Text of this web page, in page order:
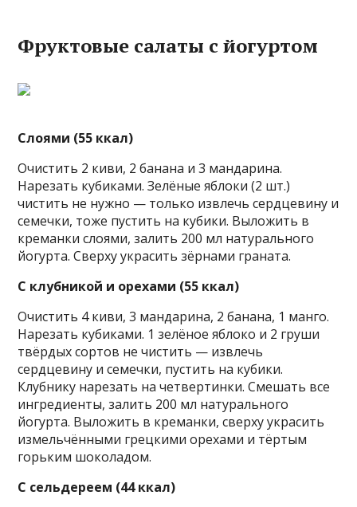
Фруктовые салаты с йогуртом
Слоями (55 ккал)
Очистить 2 киви, 2 банана и 3 мандарина.
Нарезать кубиками. Зелёные яблоки (2 шт.)
чистить не нужно — только извлечь сердцевину и
семечки, тоже пустить на кубики. Выложить в
креманки слоями, залить 200 мл натурального
йогурта. Сверху украсить зёрнами граната.
С клубникой и орехами (55 ккал)
Очистить 4 киви, 3 мандарина, 2 банана, 1 манго.
Нарезать кубиками. 1 зелёное яблоко и 2 груши
твёрдых сортов не чистить — извлечь
сердцевину и семечки, пустить на кубики.
Клубнику нарезать на четвертинки. Смешать все
ингредиенты, залить 200 мл натурального
йогурта. Выложить в креманки, сверху украсить
измельчёнными грецкими орехами и тёртым
горьким шоколадом.
С сельдереем (44 ккал)